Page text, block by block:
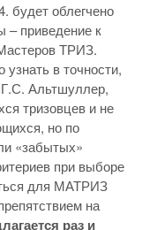
будет облегчено
– приведение к
ТРИЗ.
в точности,
Г.С. Альтшуллер,
тризовцев и не
но по
«забытых»
при выборе
для МАТРИЗ
на
раз и